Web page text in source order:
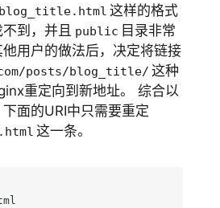
blog_title.html 这样的格式
到，并且 public 目录非常
用户的做法后，决定将链接
posts/blog_title/ 这种
重定向到新地址。 综合以
面的URI中只需要重定
这一条。